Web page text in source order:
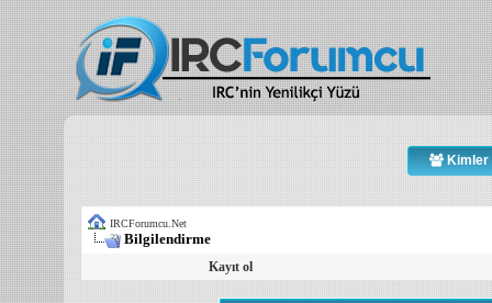
Kimler
IRCForumcu.Net
Bilgilendirme
Kayıt ol